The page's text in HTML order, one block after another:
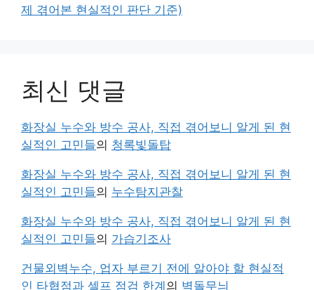
제 겪어본 현실적인 판단 기준)
최신 댓글
화장실 누수와 방수 공사, 직접 겪어보니 알게 된 현
실적인 고민들의 청록빛돌탑
화장실 누수와 방수 공사, 직접 겪어보니 알게 된 현
실적인 고민들의 누수탐지관찰
화장실 누수와 방수 공사, 직접 겪어보니 알게 된 현
실적인 고민들의 가습기조사
건물외벽누수, 업자 부르기 전에 알아야 할 현실적
인 타협점과 셀프 점검 한계 의 벽돌무늬